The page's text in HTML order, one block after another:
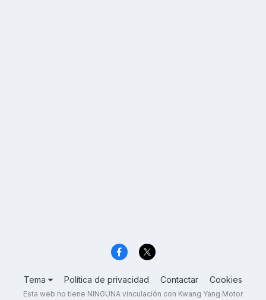
Tema Política de privacidad Contactar Cookies
Esta web no tiene NINGUNA vinculación con Kwang Yang Motor